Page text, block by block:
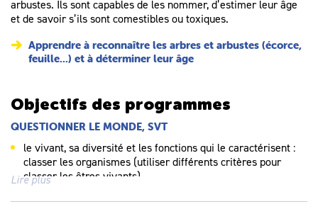
arbustes. Ils sont capables de les nommer, d’estimer leur âge
et de savoir s’ils sont comestibles ou toxiques.
Apprendre à reconnaître les arbres et arbustes (écorce,
feuille...) et à déterminer leur âge
Objectifs des programmes
QUESTIONNER LE MONDE, SVT
le vivant, sa diversité et les fonctions qui le caractérisent :
classer les organismes (utiliser différents critères pour
classer les êtres vivants)
Lire plus